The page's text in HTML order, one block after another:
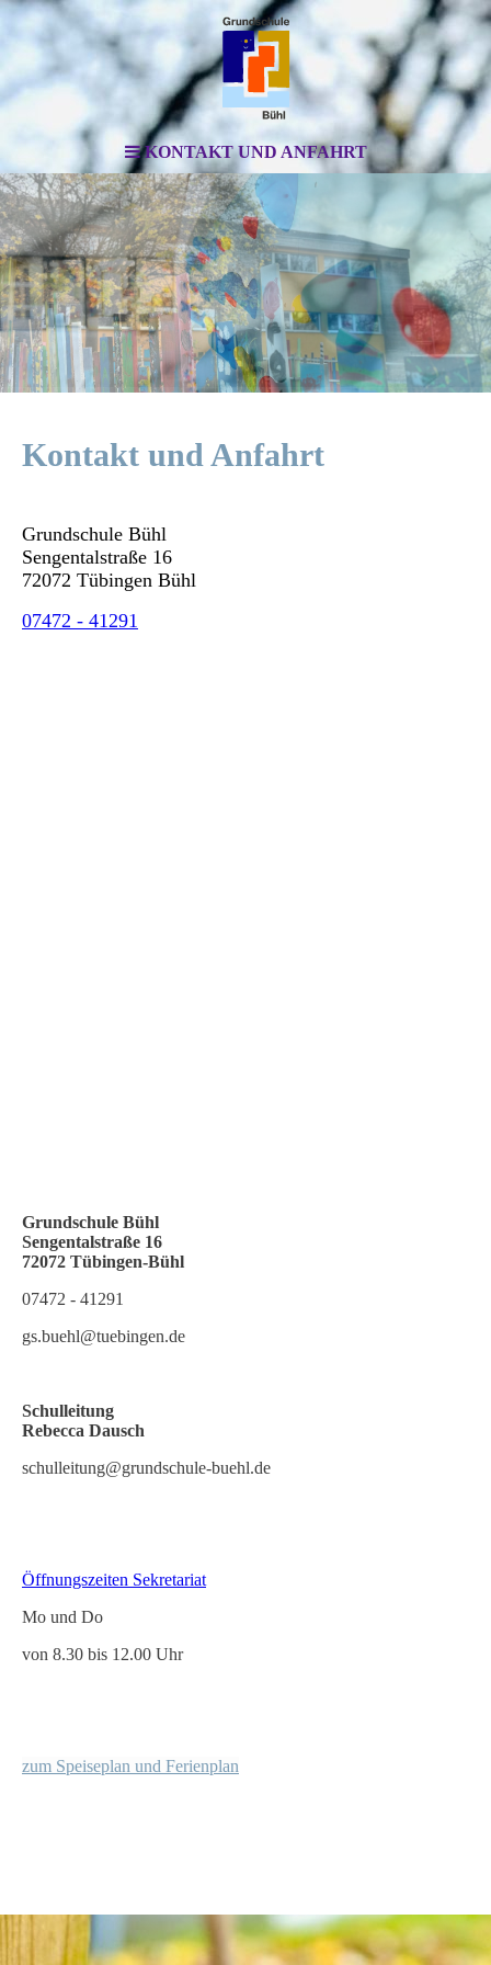
KONTAKT UND ANFAHRT
Kontakt und Anfahrt
Grundschule Bühl
Sengentalstraße 16
72072 Tübingen Bühl
07472 - 41291
Grundschule Bühl
Sengentalstraße 16
72072 Tübingen-Bühl
07472 - 41291
gs.buehl@tuebingen.de
Schulleitung
Rebecca Dausch
schulleitung@grundschule-buehl.de
Öffnungszeiten Sekretariat
Mo und Do
von 8.30 bis 12.00 Uhr
zum Speiseplan und Ferienplan